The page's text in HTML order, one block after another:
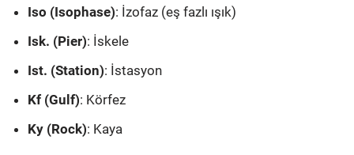
Iso (Isophase): İzofaz (eş fazlı ışık)
Isk. (Pier): İskele
Ist. (Station): İstasyon
Kf (Gulf): Körfez
Ky (Rock): Kaya